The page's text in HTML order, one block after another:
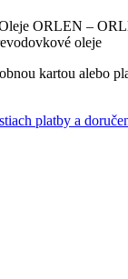
kartou alebo
platby a